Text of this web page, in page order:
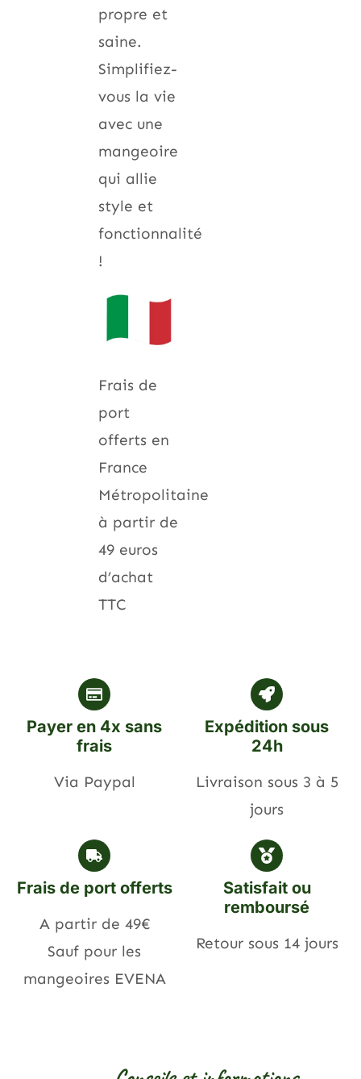
propre et
saine.
Simplifiez-
vous la vie
avec une
mangeoire
qui allie
style et
fonctionnalité
!
Frais de
port
offerts en
France
Métropolitaine
à partir de
49 euros
d’achat
TTC
Payer en 4x sans
frais
Via Paypal
Expédition sous
24h
Livraison sous 3 à 5
jours
Frais de port offerts
A partir de 49€
Sauf pour les
mangeoires EVENA
Satisfait ou
remboursé
Retour sous 14 jours